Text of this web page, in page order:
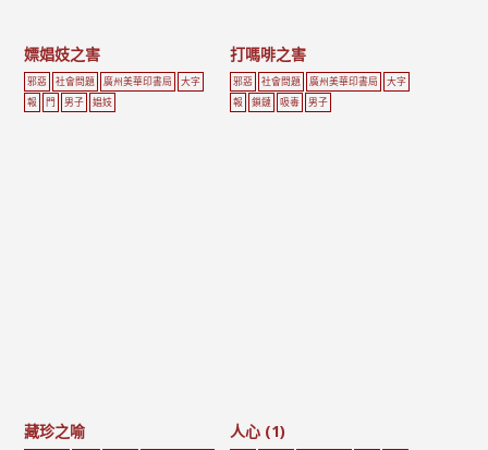
嫖娼妓之害
邪惡 社會問題 廣州美華印書局
大字
報
門 男子 娼妓
打嗎啡之害
邪惡 社會問題 廣州美華印書局
大字
報
鎖鏈 吸毒 男子
藏珍之喻 人心 (1)